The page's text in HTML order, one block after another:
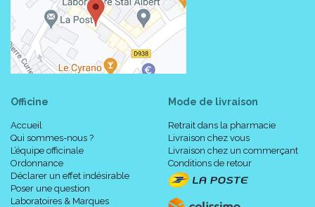
Officine
Accueil
Qui sommes-nous ?
L’équipe officinale
Ordonnance
Déclarer un effet indésirable
Poser une question
Laboratoires & Marques
Mode de livraison
Retrait dans la pharmacie
Livraison chez vous
Livraison chez un commerçant
Conditions de retour